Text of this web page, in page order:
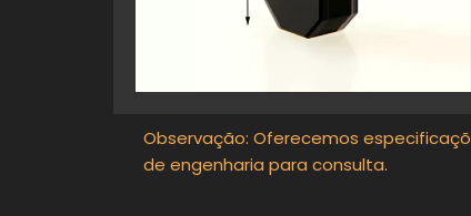
Propriedades químicas
Observação: Oferecemos
de engenharia para consulta.